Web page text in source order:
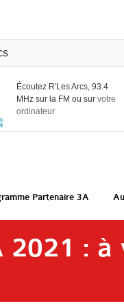
Écoutez R'Les Arcs, 93.4
MHz sur la FM ou survotre
ordinateur
Partenaire 3A
: à